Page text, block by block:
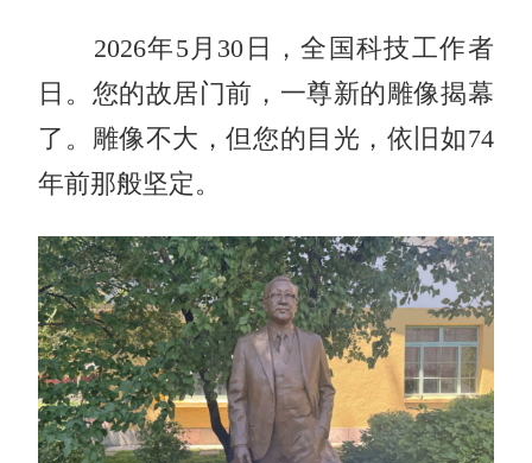
2026年5月30日，全国科技工作者
日。您的故居门前，一尊新的雕像揭幕
了。雕像不大，但您的目光，依旧如74
年前那般坚定。